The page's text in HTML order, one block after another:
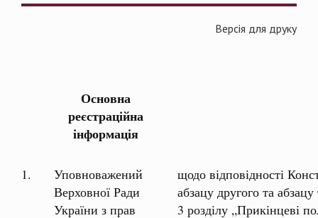
Версія для друку
Основна
реєстраційна
інформація
1.
Уповноважений
Верховної Ради
України з прав
щодо відповідності
абзацу другого та
3 розділу „Прикінцеві